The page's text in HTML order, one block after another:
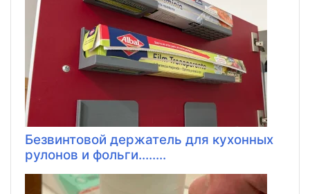
Безвинтовой держатель для кухонных
рулонов и фольги........